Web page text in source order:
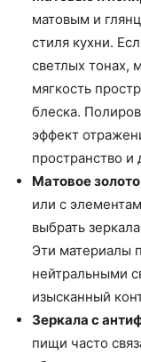
матовым и
стиля кухни.
светлых тонах,
мягкость
блеска.
эффект
пространство и
Матовое
или с
выбрать
Эти материалы
нейтральными
изысканный
Зеркала с
пищи часто